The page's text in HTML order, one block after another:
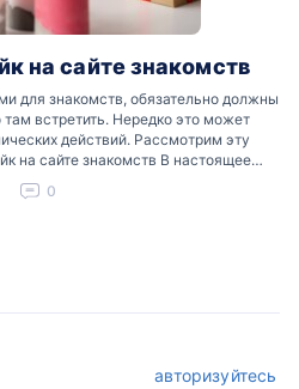
на сайте знакомств
для знакомств, обязательно должны
встретить. Нередко это может
действий. Рассмотрим эту
на сайте знакомств В настоящее
0
авторизуйтесь